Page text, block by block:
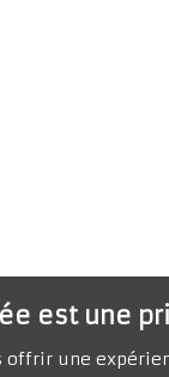
est une
offrir une